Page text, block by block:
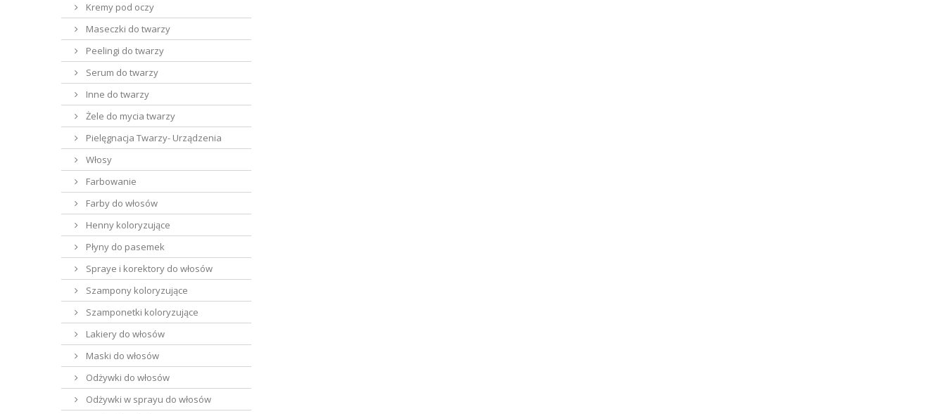
Kremy pod oczy
Maseczki do twarzy
Peelingi do twarzy
Serum do twarzy
Inne do twarzy
Żele do mycia twarzy
Pielęgnacja Twarzy- Urządzenia
Włosy
Farbowanie
Farby do włosów
Henny koloryzujące
Płyny do pasemek
Spraye i korektory do włosów
Szampony koloryzujące
Szamponetki koloryzujące
Lakiery do włosów
Maski do włosów
Odżywki do włosów
Odżywki w sprayu do włosów